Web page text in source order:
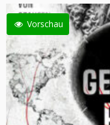
Vorschau